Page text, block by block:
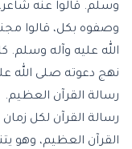
وسلم. قالوا عنه
وصفوه بكل، قالوا
الله عليه وآله وسلم.
نهج دعوته صلى الله
رسالة القرآن العظيم.
رسالة القرآن لكل
القرآن العظيم، وهو